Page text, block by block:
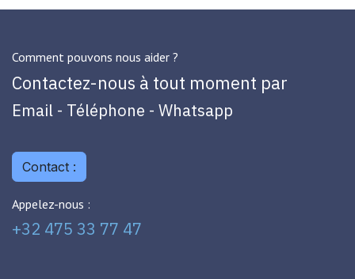
Comment pouvons nous aider ?
Contactez-nous à tout moment par
Email - Téléphone - Whatsapp
Contact :
Appelez-nous :
+32 475 33 77 47